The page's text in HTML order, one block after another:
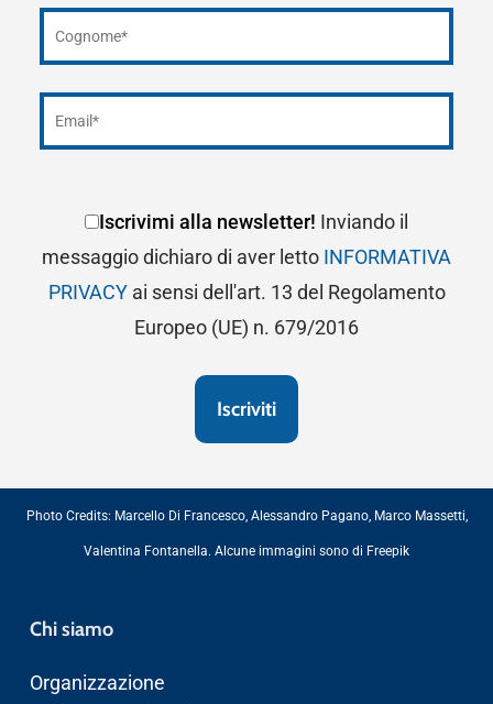
Iscrivimi alla newsletter! Inviando il
messaggio dichiaro di aver letto INFORMATIVA
PRIVACYai sensi dell'art. 13 del Regolamento
Europeo (UE) n. 679/2016
Photo Credits: Marcello Di Francesco, Alessandro Pagano, Marco Massetti,
Valentina Fontanella. Alcune immagini sono di Freepik
Chi siamo
Organizzazione